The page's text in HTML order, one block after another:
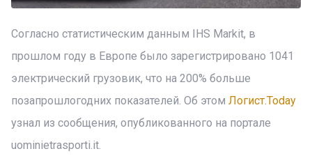
Согласно статистическим данным IHS Markit, в
прошлом году в Европе было зарегистрировано 1041
электрический грузовик, что на 200% больше
позапрошлогодних показателей. Об этом Логист.Today
узнал из сообщения, опубликованного на портале
uominietrasporti.it.